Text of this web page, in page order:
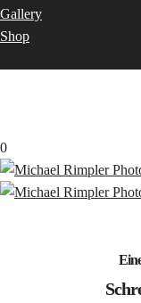
Gallery
Shop
0